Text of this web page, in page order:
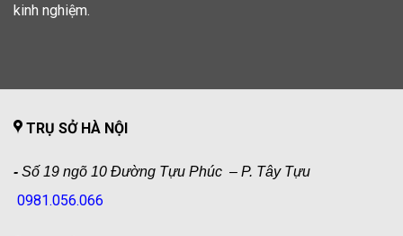
kinh nghiệm.
TRỤ SỞ HÀ NỘI
- Số 19 ngõ 10 Đường Tựu Phúc – P. Tây Tựu
0981.056.066